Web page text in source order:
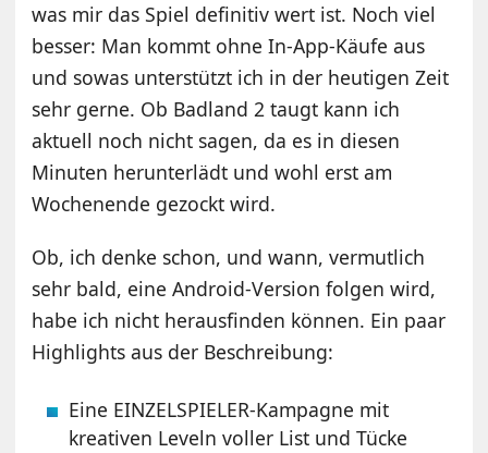
was mir das Spiel definitiv wert ist. Noch viel
besser: Man kommt ohne In-App-Käufe aus
und sowas unterstützt ich in der heutigen Zeit
sehr gerne. Ob Badland 2 taugt kann ich
aktuell noch nicht sagen, da es in diesen
Minuten herunterlädt und wohl erst am
Wochenende gezockt wird.
Ob, ich denke schon, und wann, vermutlich
sehr bald, eine Android-Version folgen wird,
habe ich nicht herausfinden können. Ein paar
Highlights aus der Beschreibung:
Eine EINZELSPIELER-Kampagne mit
kreativen Leveln voller List und Tücke